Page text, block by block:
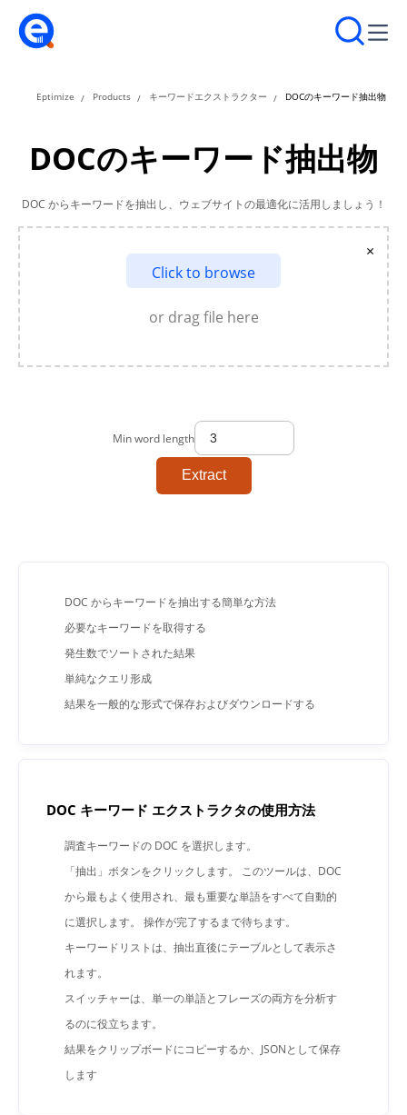
Eptimize Products キーワードエクストラクター DOCのキーワード抽出物
DOCのキーワード抽出物
DOC からキーワードを抽出し、ウェブサイトの最適化に活用しましょう！
Click to browse
or drag file here
×
Min word length
Extract
DOC からキーワードを抽出する簡単な方法
必要なキーワードを取得する
発生数でソートされた結果
単純なクエリ形成
結果を一般的な形式で保存およびダウンロードする
DOC キーワード エクストラクタの使用方法
調査キーワードの DOC を選択します。
「抽出」ボタンをクリックします。 このツールは、DOC
から最もよく使用され、最も重要な単語をすべて自動的
に選択します。 操作が完了するまで待ちます。
キーワードリストは、抽出直後にテーブルとして表示さ
れます。
スイッチャーは、単一の単語とフレーズの両方を分析す
るのに役立ちます。
結果をクリップボードにコピーするか、JSONとして保存
します